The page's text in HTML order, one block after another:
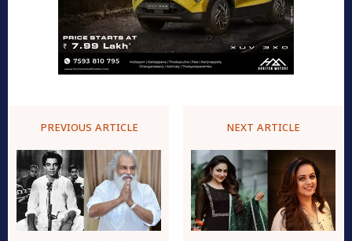
PREVIOUS ARTICLE NEXT ARTICLE